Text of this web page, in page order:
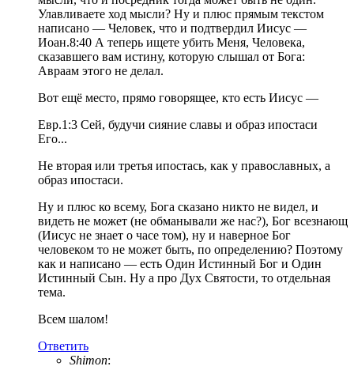
Улавливаете ход мысли? Ну и плюс прямым текстом
написано — Человек, что и подтвердил Иисус —
Иоан.8:40 А теперь ищете убить Меня, Человека,
сказавшего вам истину, которую слышал от Бога:
Авраам этого не делал.
Вот ещё место, прямо говорящее, кто есть Иисус —
Евр.1:3 Сей, будучи сияние славы и образ ипостаси
Его...
Не вторая или третья ипостась, как у православных, а
образ ипостаси.
Ну и плюс ко всему, Бога сказано никто не видел, и
видеть не может (не обманывали же нас?), Бог всезнающ
(Иисус не знает о часе том), ну и наверное Бог
человеком то не может быть, по определению? Поэтому
как и написано — есть Один Истинный Бог и Один
Истинный Сын. Ну а про Дух Святости, то отдельная
тема.
Всем шалом!
Ответить
Shimon: